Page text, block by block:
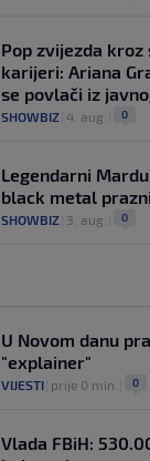
Pop zvijezda kroz
karijeri: Ariana
se povlači iz
SHOWBIZ 4. aug. 0
Legendarni
black metal
SHOWBIZ 3. aug. 0
U Novom danu
"explainer"
VIJESTI prije 0 min. 0
Vlada FBiH: